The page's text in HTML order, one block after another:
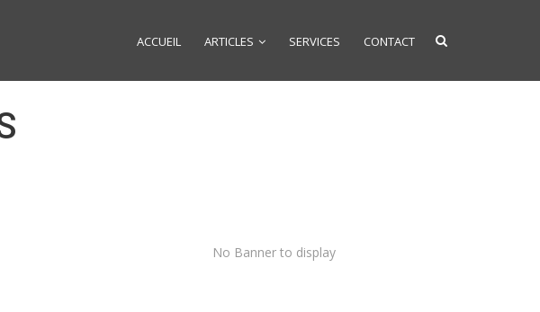
ACCUEIL ARTICLES SERVICES CONTACT
No Banner to display